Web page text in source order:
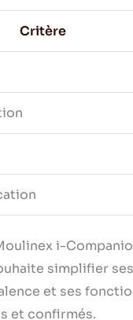
Critère
i-
simplifier
et ses
et confirmés.